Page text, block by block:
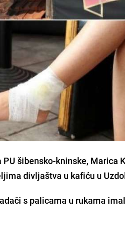
šibensko-kninske, Marica
divljaštva u kafiću u
s palicama u rukama